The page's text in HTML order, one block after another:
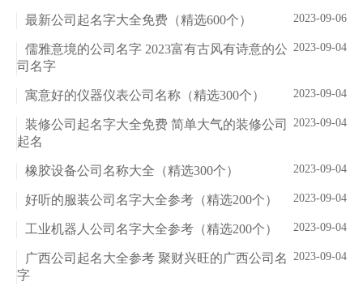
2023-09-06
最新公司起名字大全免费（精选600个）
2023-09-04
儒雅意境的公司名字 2023富有古风有诗意的公
司名字
2023-09-04
寓意好的仪器仪表公司名称（精选300个）
2023-09-04
装修公司起名字大全免费 简单大气的装修公司
起名
2023-09-04
橡胶设备公司名称大全（精选300个）
2023-09-04
好听的服装公司名字大全参考（精选200个）
2023-09-04
工业机器人公司名字大全参考（精选200个）
2023-09-04
广西公司起名大全参考 聚财兴旺的广西公司名
字